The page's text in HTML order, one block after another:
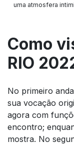
uma atmosfera
Como
RIO
No primeiro
sua vocação
agora com
encontro;
mostra. No